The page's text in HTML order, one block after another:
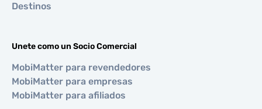
Destinos
Unete como un Socio Comercial
MobiMatter para revendedores
MobiMatter para empresas
MobiMatter para afiliados